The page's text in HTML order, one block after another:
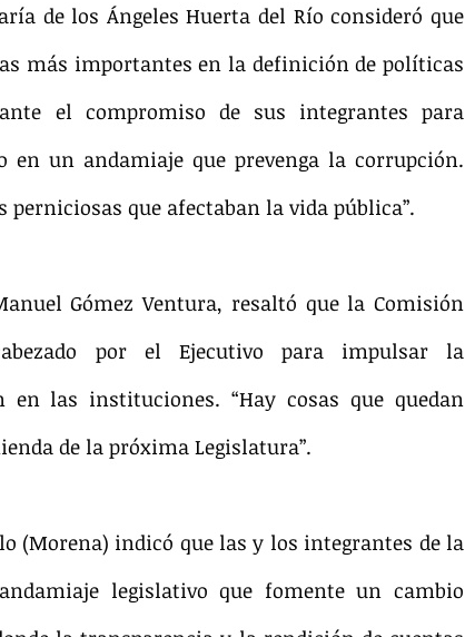
de los Ángeles Huerta del Río consideró que
más importantes en la definición de políticas
el compromiso de sus integrantes para
un andamiaje que prevenga la corrupción.
que afectaban la vida pública”.
Gómez Ventura, resaltó que la Comisión
por el Ejecutivo para impulsar la
las instituciones. “Hay cosas que quedan
de la próxima Legislatura”.
(Morena) indicó que las y los integrantes de la
legislativo que fomente un cambio